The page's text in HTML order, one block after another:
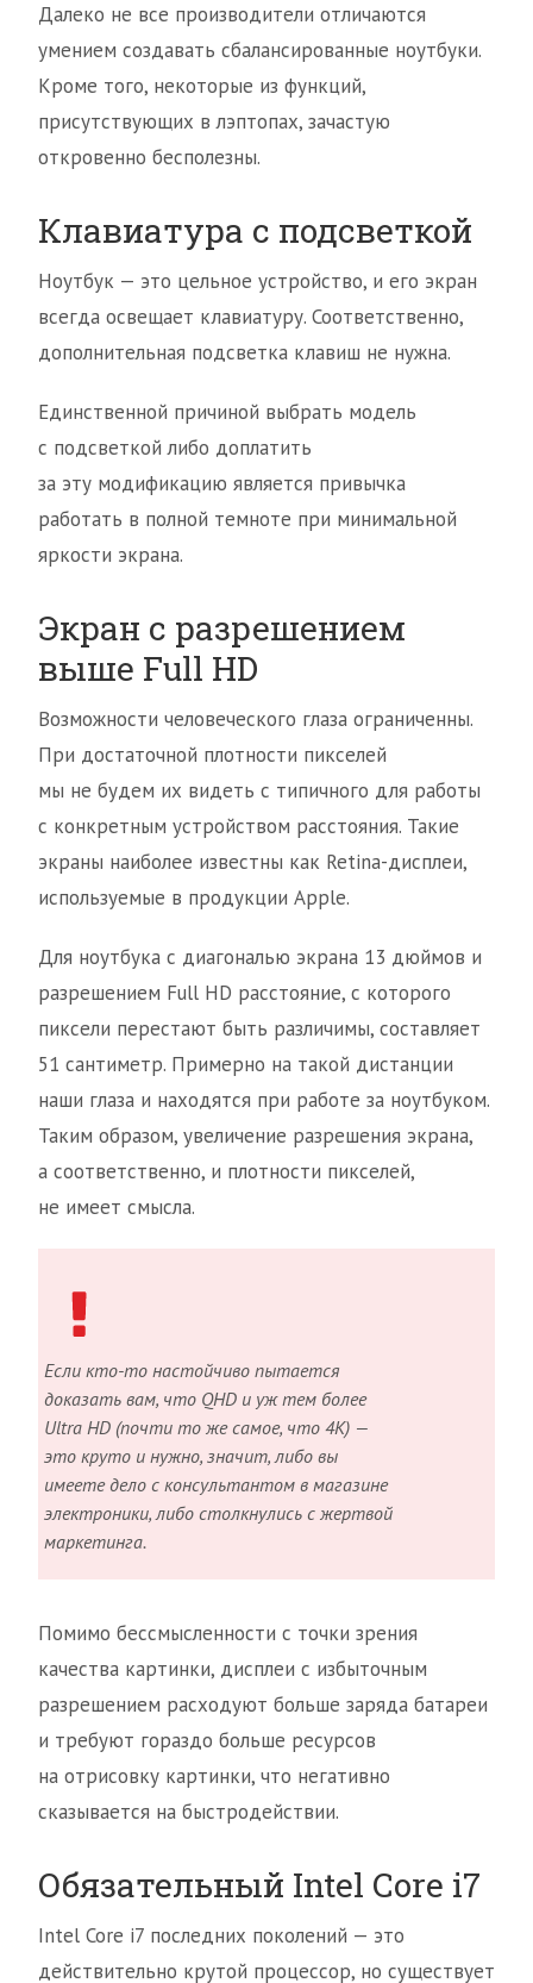
Далеко не все производители отличаются
умением создавать сбалансированные ноутбуки.
Кроме того, некоторые из функций,
присутствующих в лэптопах, зачастую
откровенно бесполезны.
Клавиатура с подсветкой
Ноутбук — это цельное устройство, и его экран
всегда освещает клавиатуру. Соответственно,
дополнительная подсветка клавиш не нужна.
Единственной причиной выбрать модель
с подсветкой либо доплатить
за эту модификацию является привычка
работать в полной темноте при минимальной
яркости экрана.
Экран с разрешением
выше Full HD
Возможности человеческого глаза ограниченны.
При достаточной плотности пикселей
мы не будем их видеть с типичного для работы
с конкретным устройством расстояния. Такие
экраны наиболее известны как Retina-дисплеи,
используемые в продукции Apple.
Для ноутбука с диагональю экрана 13 дюймов и
разрешением Full HD расстояние, с которого
пиксели перестают быть различимы, составляет
51 сантиметр. Примерно на такой дистанции
наши глаза и находятся при работе за ноутбуком.
Таким образом, увеличение разрешения экрана,
а соответственно, и плотности пикселей,
не имеет смысла.
Если кто-то настойчиво пытается
доказать вам, что QHD и уж тем более
Ultra HD (почти то же самое, что 4К) —
это круто и нужно, значит, либо вы
имеете дело с консультантом в магазине
электроники, либо столкнулись с жертвой
маркетинга.
Помимо бессмысленности с точки зрения
качества картинки, дисплеи с избыточным
разрешением расходуют больше заряда батареи
и требуют гораздо больше ресурсов
на отрисовку картинки, что негативно
сказывается на быстродействии.
Обязательный Intel Core i7
Intel Core i7 последних поколений — это
действительно крутой процессор, но существует